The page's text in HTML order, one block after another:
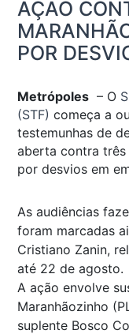
AÇÃO
POR
Metrópoles – O
(STF) começa a
testemunhas de
aberta contra
por desvios em
As audiências
foram marcadas
Cristiano Zanin,
até 22 de agosto.
A ação envolve
Maranhãozinho
suplente Bosco